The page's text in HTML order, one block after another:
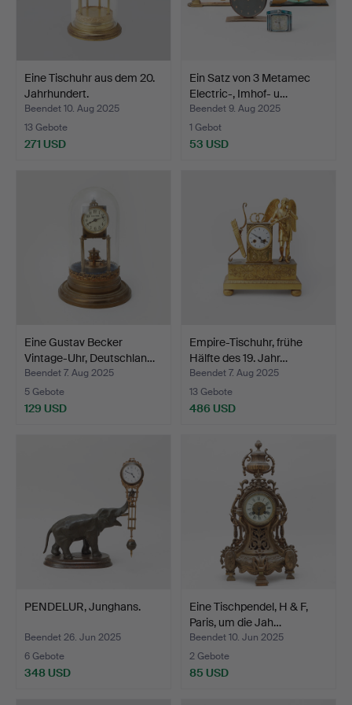
Eine Tischuhr aus dem 20.
Jahrhundert.
Beendet 10. Aug 2025
13 Gebote
271 USD
Ein Satz von 3 Metamec
Electric-, Imhof- u…
Beendet 9. Aug 2025
1 Gebot
53 USD
Eine Gustav Becker
Vintage-Uhr, Deutschlan…
Beendet 7. Aug 2025
5 Gebote
129 USD
Empire-Tischuhr, frühe
Hälfte des 19. Jahr…
Beendet 7. Aug 2025
13 Gebote
486 USD
PENDELUR, Junghans.
Beendet 26. Jun 2025
6 Gebote
348 USD
Eine Tischpendel, H & F,
Paris, um die Jah…
Beendet 10. Jun 2025
2 Gebote
85 USD